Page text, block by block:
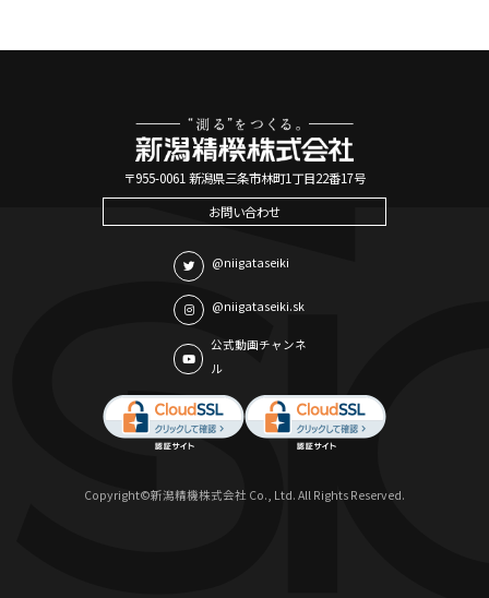
〒955-0061 新潟県三条市林町1丁目22番17号
お問い合わせ
@niigataseiki
@niigataseiki.sk
公式動画チャンネ
ル
Copyright©新潟精機株式会社 Co., Ltd. All Rights Reserved.